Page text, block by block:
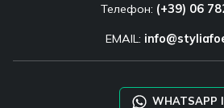
Телефон: (+39) 06
EMAIL:
WHATSAPP